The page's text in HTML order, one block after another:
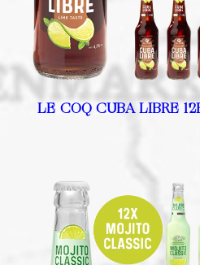
LE COQ CUBA LIBRE